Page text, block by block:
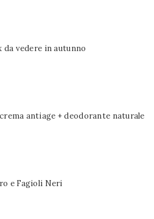
vedere in autunno
antiage + deodorante naturale
e Fagioli Neri